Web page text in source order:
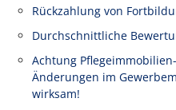
Rückzahlung von
Durchschnittliche
Achtung
Änderungen im
wirksam!